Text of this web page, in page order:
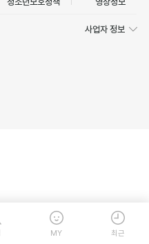
사업자 정보
MY 최근